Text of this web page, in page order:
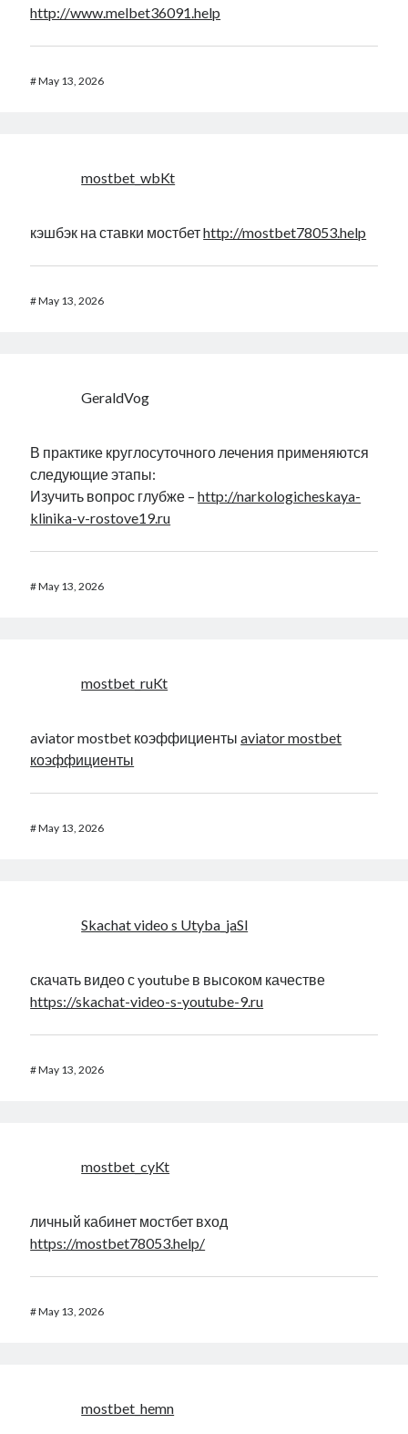
http://www.melbet36091.help
#May 13, 2026
mostbet_wbKt
кэшбэк на ставки мостбетhttp://mostbet78053.help
#May 13, 2026
GeraldVog
В практике круглосуточного лечения применяются
следующие этапы:
Изучить вопрос глубже –http://narkologicheskaya-
klinika-v-rostove19.ru
#May 13, 2026
mostbet_ruKt
aviator mostbet коэффициентыaviator mostbet
коэффициенты
#May 13, 2026
Skachat video s Utyba_jaSl
скачать видео с youtube в высоком качестве
https://skachat-video-s-youtube-9.ru
#May 13, 2026
mostbet_cyKt
личный кабинет мостбет вход
https://mostbet78053.help/
#May 13, 2026
mostbet_hemn